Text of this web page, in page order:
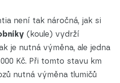
není tak náročná, jak si
(koule) vydrží
je nutná výměna, ale jedna
Kč. Při tomto stavu km
nutná výměna tlumičů